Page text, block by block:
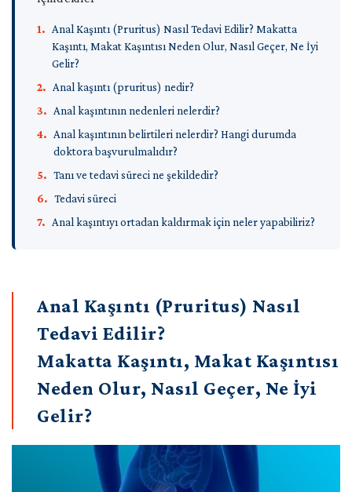
Rektum
Uygulamaları
Dışı
Uygulamaları
Galeri
Proktolojik
Destek
İngilizce
Anal Kirlenme (Soiling Anal)
Anal Kaşıntı (Pruritus Ani)
Genital Siğil (HPV Virüsü)
Kolostomi ve İleostomili
Kolon (Bağırsak) Kanseri
Rektum Kanseri
Kolorektal Cerrahi
Kabızlık
Crohn Hastalığı
Robotik Kolon - Rektum Cerrahisi
Pelvik Taban Tedavileri
Kolonoskopi
PTNS | Perkütan Tibial Sinir Stimülasyonu | Nöromodülasyon
Hemoroid Band Ligasyonu
Hemoroid Tedavisinde İnfrared Lazer Uygulaması
Kristalize Fenol | Kıl Dönmesi Tedavisi
Koksalji İnjeksiyonu
Anoskopi
Rektal Prolaps
Bağırsak Fıtığı (Rektosel)
Kıl Dönmesi (Pilonidal Sinüs)
Rektovajinal Fistül
Gaz-Gaita Kaçırma (Anal Inkontinens)
Anal Kirlenme (Soiling Anal)
Kolorektal Cerrahi
Kabızlık
Crohn Hastalığı
Robotik Kolon - Rektum Cerrahisi
Biofeedback Uygulaması
Nöromodülasyon
Hemoroid Band Ligasyonu
Hemoroid Tedavisinde İnfrared Lazer Uygulaması
Kristalize Fenol | Kıl Dönmesi Tedavisi
Rektoskopi
Anoskopi
Anal Kaşıntı (Pruritus) Nasıl Tedavi Edilir? Makatta
Kaşıntı, Makat Kaşıntısı Neden Olur, Nasıl Geçer, Ne İyi
Gelir?
Anal kaşıntı (pruritus) nedir?
Anal kaşıntının nedenleri nelerdir?
Anal kaşıntının belirtileri nelerdir? Hangi durumda
doktora başvurulmalıdır?
Tanı ve tedavi süreci ne şekildedir?
Tedavi süreci
Anal kaşıntıyı ortadan kaldırmak için neler yapabiliriz?
Anal Kaşıntı (Pruritus) Nasıl
Tedavi Edilir?
Makatta Kaşıntı, Makat Kaşıntısı
Neden Olur, Nasıl Geçer, Ne İyi
Gelir?